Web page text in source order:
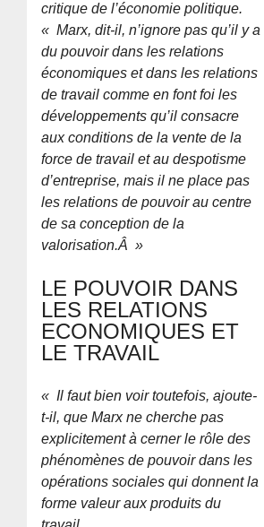
critique de l’économie politique.
« Marx, dit-il, n’ignore pas qu’il y a
du pouvoir dans les relations
économiques et dans les relations
de travail comme en font foi les
développements qu’il consacre
aux conditions de la vente de la
force de travail et au despotisme
d’entreprise, mais il ne place pas
les relations de pouvoir au centre
de sa conception de la
valorisation.Â »
LE POUVOIR DANS
LES RELATIONS
ECONOMIQUES ET
LE TRAVAIL
« Il faut bien voir toutefois, ajoute-
t-il, que Marx ne cherche pas
explicitement à cerner le rôle des
phénomènes de pouvoir dans les
opérations sociales qui donnent la
forme valeur aux produits du